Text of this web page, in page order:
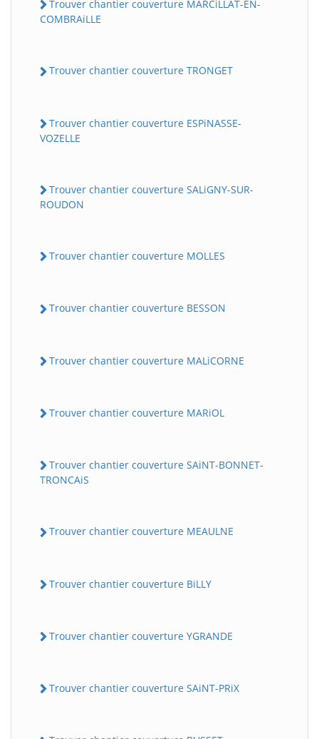
Trouver chantier couverture MARCiLLAT-EN-
COMBRAiLLE
Trouver chantier couverture TRONGET
Trouver chantier couverture ESPiNASSE-
VOZELLE
Trouver chantier couverture SALiGNY-SUR-
ROUDON
Trouver chantier couverture MOLLES
Trouver chantier couverture BESSON
Trouver chantier couverture MALiCORNE
Trouver chantier couverture MARiOL
Trouver chantier couverture SAiNT-BONNET-
TRONCAiS
Trouver chantier couverture MEAULNE
Trouver chantier couverture BiLLY
Trouver chantier couverture YGRANDE
Trouver chantier couverture SAiNT-PRiX